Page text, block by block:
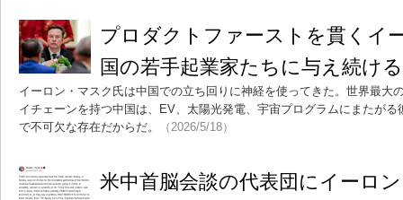
プロダクトファーストを貫く
国の若手起業家たちに与え続け
イーロン・マスク氏は中国での立ち回りに神経を使ってきた。世界最大
イチェーンを持つ中国は、EV、太陽光発電、宇宙プログラムにまたが
で不可欠な存在だからだ。
（2026/5/18）
米中首脳会談の代表団にイーロ